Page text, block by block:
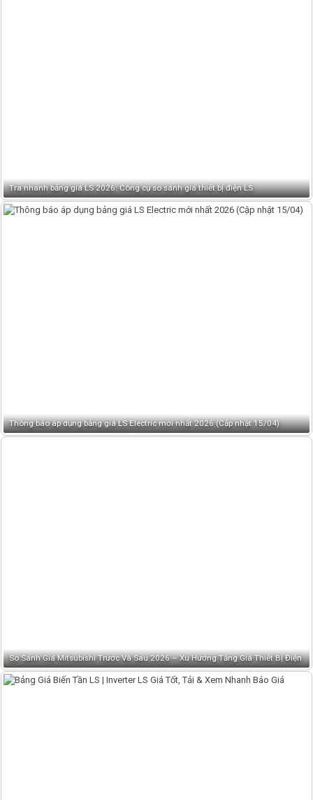
Tra nhanh bảng giá LS 2026: Công cụ so sánh giá thiết bị điện LS
Thông báo áp dụng bảng giá LS Electric mới nhất 2026 (Cập nhật 15/04)
So Sánh Giá Mitsubishi Trước Và Sau 2026 – Xu Hướng Tăng Giá Thiết Bị Điện